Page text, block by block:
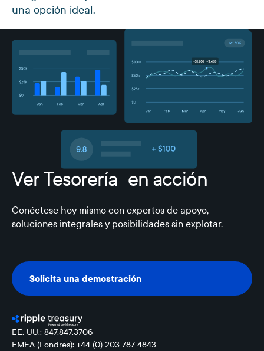
una opción ideal.
Ver Tesorería en acción
Conéctese hoy mismo con expertos de apoyo,
soluciones integrales y posibilidades sin explotar.
Solicita una demostración
Solicita una demostración
EE. UU.: 847.847.3706
EMEA (Londres): +44 (0) 203 787 4843